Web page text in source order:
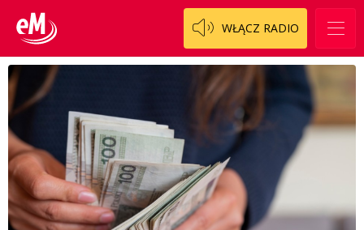
WŁĄCZ RADIO